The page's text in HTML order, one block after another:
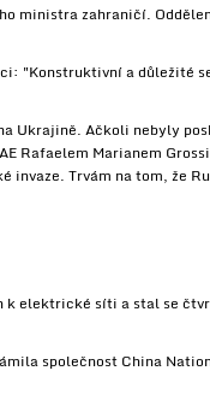
ministra zahraničí.
"Konstruktivní a důležité
Ukrajině. Ačkoli nebyly
Rafaelem Marianem
Trvám na tom, že
elektrické síti a stal se
společnost China